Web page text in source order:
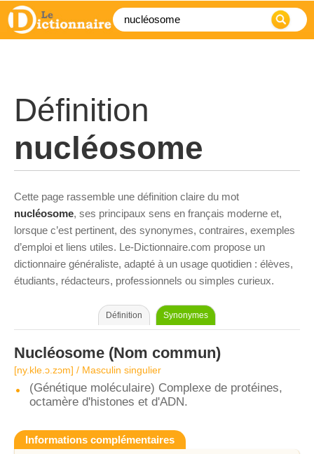
Définition
nucléosome
Cette page rassemble une définition claire du mot
nucléosome, ses principaux sens en français moderne et,
lorsque c’est pertinent, des synonymes, contraires, exemples
d’emploi et liens utiles. Le-Dictionnaire.com propose un
dictionnaire généraliste, adapté à un usage quotidien : élèves,
étudiants, rédacteurs, professionnels ou simples curieux.
Définition Synonymes
Nucléosome (Nom commun)
[ny.kle.ɔ.zɔm] / Masculin singulier
(Génétique moléculaire) Complexe de protéines,
octamère d'histones et d'ADN.
Informations complémentaires